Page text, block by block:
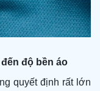
độ bền áo
quyết định rất lớn